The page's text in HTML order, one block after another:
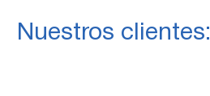
Nuestros clientes: